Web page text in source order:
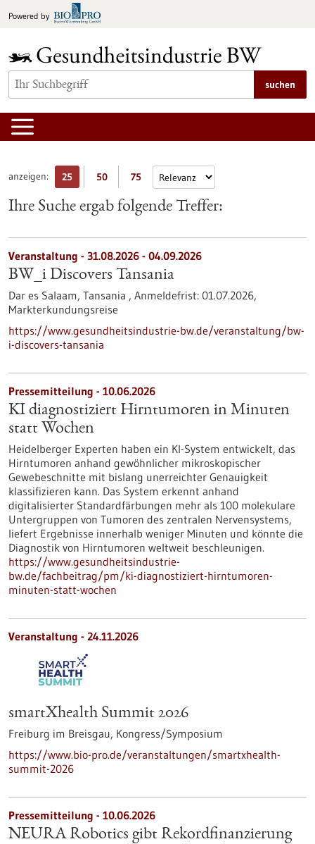
Inhalt
Powered by
suchen
anzeigen: 25 50 75
Ihre Suche ergab folgende Treffer:
Veranstaltung - 31.08.2026 - 04.09.2026
BW_i Discovers Tansania
Dar es Salaam, Tansania , Anmeldefrist: 01.07.2026,
Markterkundungsreise
https://www.gesundheitsindustrie-bw.de/veranstaltung/bw-
i-discovers-tansania
Pressemitteilung - 10.06.2026
KI diagnostiziert Hirntumoren in Minuten
statt Wochen
Heidelberger Experten haben ein KI-System entwickelt, das
Hirntumoren anhand gewöhnlicher mikroskopischer
Gewebeschnitte mit bislang unerreichter Genauigkeit
klassifizieren kann. Das System erkennt anhand
digitalisierter Standardfärbungen mehr als 100 molekulare
Untergruppen von Tumoren des zentralen Nervensystems,
liefert Ergebnisse innerhalb weniger Minuten und könnte die
Diagnostik von Hirntumoren weltweit beschleunigen.
https://www.gesundheitsindustrie-
bw.de/fachbeitrag/pm/ki-diagnostiziert-hirntumoren-
minuten-statt-wochen
Veranstaltung - 24.11.2026
smartXhealth Summit 2026
Freiburg im Breisgau, Kongress/Symposium
https://www.bio-pro.de/veranstaltungen/smartxhealth-
summit-2026
Pressemitteilung - 10.06.2026
NEURA Robotics gibt Rekordfinanzierung